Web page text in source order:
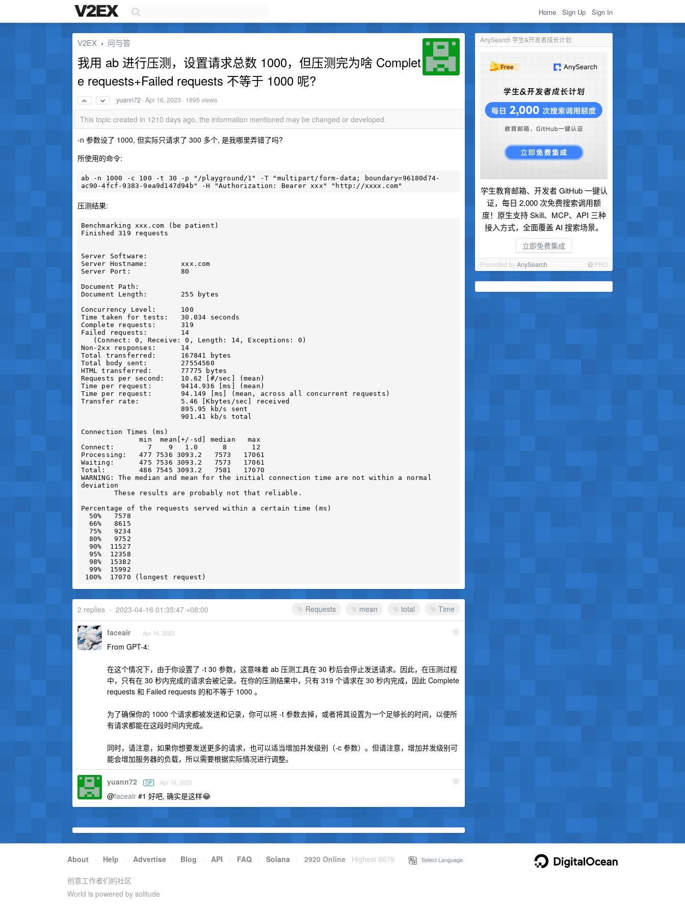
Home Sign Up Sign In
AnySearch 学生&开发者成长计划
学生教育邮箱、开发者 GitHub 一键认
证，每日 2,000 次免费搜索调用额
度！原生支持 Skill、MCP、API 三种
接入方式，全面覆盖 AI 搜索场景。
立即免费集成
Promoted byAnySearch PRO
V2EX › 问与答
我用 ab 进行压测，设置请求总数 1000，但压测完为啥 Complet
e requests+Failed requests 不等于 1000 呢?
yuann72 ·Apr 16, 2023 · 1695 views
This topic created in 1210 days ago, the information mentioned may be changed or developed.
-n 参数设了 1000, 但实际只请求了 300 多个, 是我哪里弄错了吗?
所使用的命令:
ab -n 1000 -c 100 -t 30 -p "/playground/1" -T "multipart/form-data; boundary=96180d74-
压测结果:
Benchmarking xxx.com (be patient)
Finished 319 requests
Server Software:
Server Hostname:        xxx.com
Server Port:            80
Document Path:
Document Length:        255 bytes
Concurrency Level:      100
Time taken for tests:   30.034 seconds
Complete requests:      319
Failed requests:        14
Non-2xx responses:      14
Total transferred:      167841 bytes
Total body sent:        27554560
HTML transferred:       77775 bytes
Requests per second:    10.62 [#/sec] (mean)
Time per request:       9414.936 [ms] (mean)
Time per request:       94.149 [ms] (mean, across all concurrent requests)
Transfer rate:          5.46 [Kbytes/sec] received
                        895.95 kb/s sent
                        901.41 kb/s total
Connection Times (ms)
              min  mean[+/-sd] median   max
Connect:        7    9   1.0      8      12
Processing:   477 7536 3093.2   7573   17061
Waiting:      475 7536 3093.2   7573   17061
Total:        486 7545 3093.2   7581   17070
WARNING: The median and mean for the initial connection time are not within a normal
deviation
        These results are probably not that reliable.
Percentage of the requests served within a certain time (ms)
Requests mean total Time
2 replies • 2023-04-16 01:35:47 +08:00
1
faceair Apr 16, 2023
From GPT-4:
在这个情况下，由于你设置了 -t 30 参数，这意味着 ab 压测工具在 30 秒后会停止发送请求。因此，在压测过程
中，只有在 30 秒内完成的请求会被记录。在你的压测结果中，只有 319 个请求在 30 秒内完成，因此 Complete
requests 和 Failed requests 的和不等于 1000 。
为了确保你的 1000 个请求都被发送和记录，你可以将 -t 参数去掉，或者将其设置为一个足够长的时间，以便所
有请求都能在这段时间内完成。
同时，请注意，如果你想要发送更多的请求，也可以适当增加并发级别（-c 参数）。但请注意，增加并发级别可
能会增加服务器的负载，所以需要根据实际情况进行调整。
2
yuann72 OP Apr 16, 2023
@faceair #1 好吧, 确实是这样😂
About · Help · Advertise · Blog · API · FAQ · Solana · 2920 Online Highest 6679 Select Language
创意工作者们的社区
World is powered by solitude